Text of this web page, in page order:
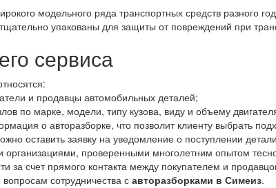
модельного ряда транспортных средств разного
упакованы для защиты от повреждений при
сервиса
и продавцы автомобильных деталей;
по марке, модели, типу кузова, виду и объему
о авторазборке, что позволит клиенту выбрать
оставить заявку на уведомление о поступлении
организациями, проверенными многолетним опытом
за счет прямого контакта между покупателем и
сотрудничества с авторазборками в Симеиз.